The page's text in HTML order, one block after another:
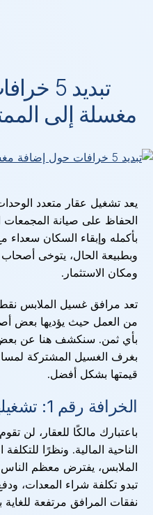
تبديد
مغسلة إلى
يعد تشغيل عقار متعدد
الحفاظ على صيانة المجمعات
بأكمله وإبقاء السكان سعداء
وبطبيعة الحال، يتوخى
ومكان الاستثمار.
تعد مرافق غسيل الملابس
من العمل حيث يؤديها بعض
بأي ثمن. سنكشف هنا عن بعض
بغرف الغسيل المشتركة
قيمتها بشكل أفضل.
الخرافة رقم 1: تشغيلها مكلف للغاية
باعتبارك مالكًا للعقار، لن
الناحية المالية. ونظرًا
الملابس، يفترض معظم الناس
تبدو تكلفة شراء المعدات،
نفقات المرافق مرتفعة